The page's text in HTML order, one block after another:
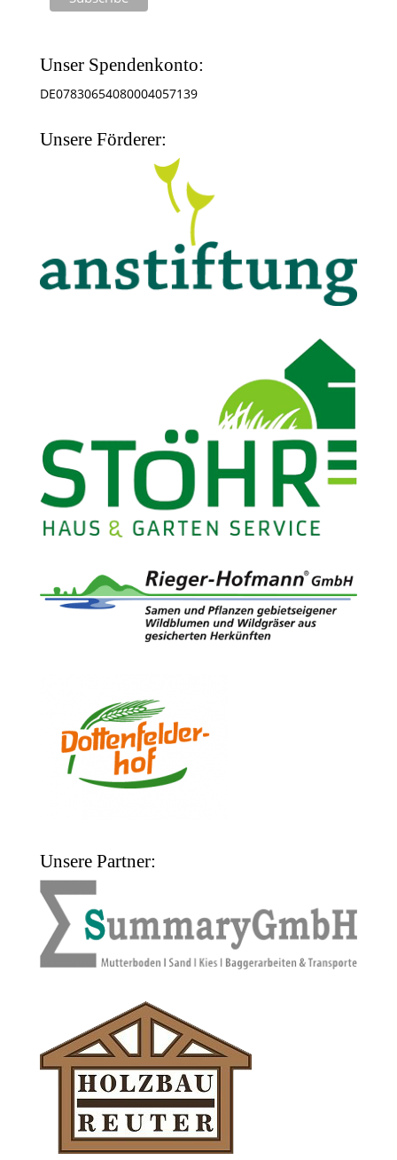
Unser Spendenkonto:
DE07830654080004057139
Unsere Förderer:
Unsere Partner: